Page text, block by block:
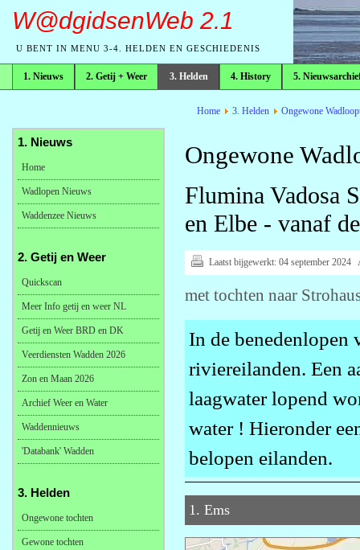
W@dgidsenWeb 2.1
U BENT IN MENU 3-4. HELDEN EN GESCHIEDENIS
1. Nieuws 2. Getij + Weer 3. Helden 4. History 5.
broodkruimelpad
Home 3. Helden Ongewone
Ongewone
Flumina Vadosa
en Elbe - vanaf
Laatst bijgewerkt: 04 september 2024
met tochten naar
In de benedenlopen
riviereilanden. Een
laagwater lopend
water ! Hieronder
belopen eilanden.
1. Ems
1. Nieuws
Home
Wadlopen Nieuws
Waddenzee Nieuws
2. Getij en Weer
Quickscan
Meer Info getij en weer NL
Getij en Weer BRD en DK
Veerdiensten Wadden 2026
Zon en Maan 2026
Archief Weer en Water
Waddennieuws
'Databank' Wadden
3. Helden
Ongewone tochten
Gewone tochten